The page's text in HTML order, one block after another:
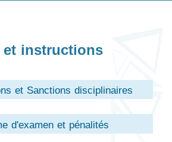
instructions
et Sanctions disciplinaires
d'examen et pénalités